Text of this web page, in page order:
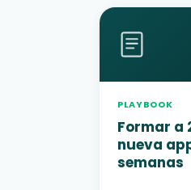
PLAYBOOK
Formar a
nueva
semanas